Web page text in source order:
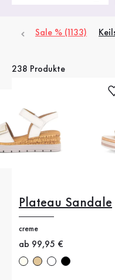
Sale % (1133)
238 Produkte
Plateau Sandale
creme
Neuer Preis
ab 99,95 €